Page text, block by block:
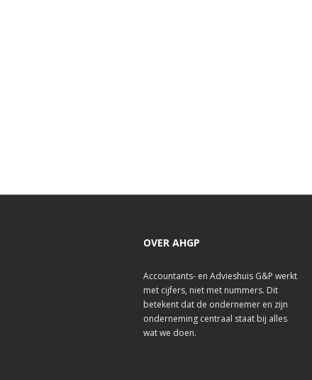
OVER AHGP
Accountants- en Advieshuis G&P werkt
met cijfers, niet met nummers. Dit
betekent dat de ondernemer en zijn
onderneming centraal staat bij alles
wat we doen.